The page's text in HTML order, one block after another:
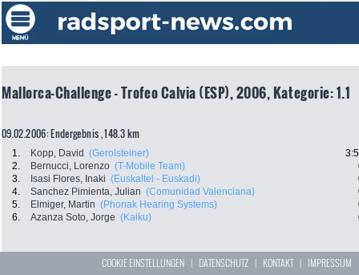
Mallorca-Challenge - Trofeo Calvia (ESP), 2006, Kategorie: 1.1
09.02.2006: Endergebnis , 148.3 km
1. Kopp, David (Gerolsteiner)
2.
Bernucci, Lorenzo (T-Mobile Team)
3.
Isasi Flores, Inaki (Euskaltel - Euskadi)
4.
Sanchez Pimienta, Julian (Comunidad Valenciana)
5.
Elmiger, Martin (Phonak Hearing Systems)
6.
Azanza Soto, Jorge (Kaiku)
COOKIE EINSTELLUNGEN | DATENSCHUTZ | KONTAKT| IMPRESSUM